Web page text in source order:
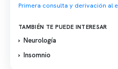
Primera consulta y derivación al
TAMBIÉN TE PUEDE INTERESAR
Neurología
Insomnio